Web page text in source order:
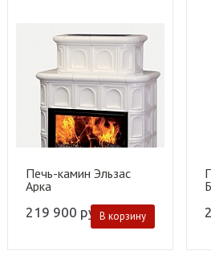
Печь-камин Эльзас
Арка
219 900 руб.В корзину